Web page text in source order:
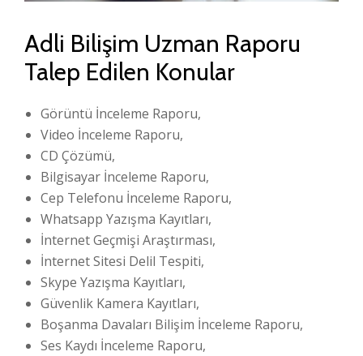
Adli Bilişim Uzman Raporu
Talep Edilen Konular
Görüntü İnceleme Raporu,
Video İnceleme Raporu,
CD Çözümü,
Bilgisayar İnceleme Raporu,
Cep Telefonu İnceleme Raporu,
Whatsapp Yazışma Kayıtları,
İnternet Geçmişi Araştırması,
İnternet Sitesi Delil Tespiti,
Skype Yazışma Kayıtları,
Güvenlik Kamera Kayıtları,
Boşanma Davaları Bilişim İnceleme Raporu,
Ses Kaydı İnceleme Raporu,